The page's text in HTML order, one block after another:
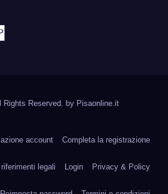
Rights Reserved. by Pisaonline.it
account Completa la registrazione
legali Login Privacy & Policy